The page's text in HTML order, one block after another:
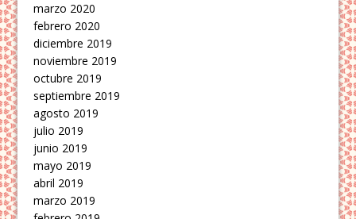
marzo 2020
febrero 2020
diciembre 2019
noviembre 2019
octubre 2019
septiembre 2019
agosto 2019
julio 2019
junio 2019
mayo 2019
abril 2019
marzo 2019